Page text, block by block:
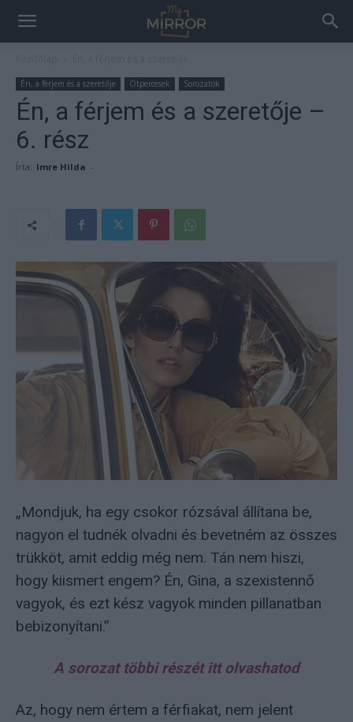
Én, a férjem és a szeretője Ötpercesek Sorozatok
Én, a férjem és a szeretője –
6. rész
Írta: Imre Hilda -
„Mondjuk, ha egy csokor rózsával állítana be,
nagyon el tudnék olvadni és bevetném az összes
trükköt, amit eddig még nem. Tán nem hiszi,
hogy kiismert engem? Én, Gina, a szexistennő
vagyok, és ezt kész vagyok minden pillanatban
bebizonyítani.”
A sorozat többi részét itt olvashatod
Az, hogy nem értem a férfiakat, nem jelent